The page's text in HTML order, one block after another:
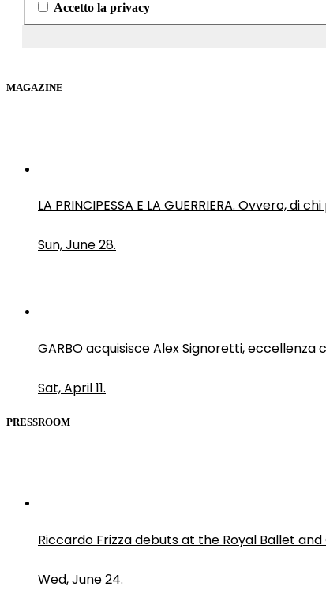
Accetto la privacy
MAGAZINE
LA PRINCIPESSA E LA GUERRIERA. Ovvero,
Sun, June 28.
GARBO acquisisce Alex Signoretti,
Sat, April 11.
PRESSROOM
Riccardo Frizza debuts at the Royal Ballet
Wed, June 24.